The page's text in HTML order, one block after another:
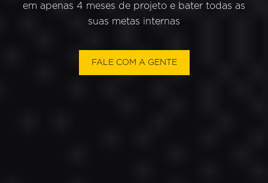
em apenas 4 meses de projeto e bater todas as
suas metas internas
FALE COM A GENTE